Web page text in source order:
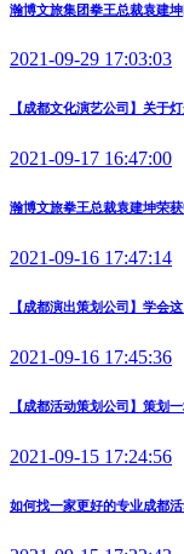
瀚博文旅集团拳王总裁袁建
2021-09-29 17:03:03
【成都文化演艺公司】关于
2021-09-17 16:47:00
瀚博文旅拳王总裁袁建坤荣
2021-09-16 17:47:14
【成都演出策划公司】学会
2021-09-16 17:45:36
【成都活动策划公司】策划
2021-09-15 17:24:56
如何找一家更好的专业成都